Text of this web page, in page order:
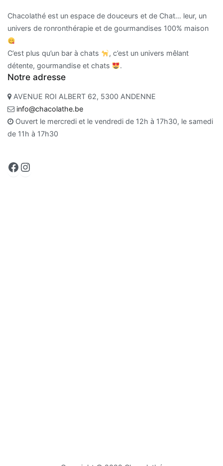
Chacolathé est un espace de douceurs et de Chat… leur, un
univers de ronronthérapie et de gourmandises 100% maison
C’est plus qu’un bar à chats
, c’est un univers mêlant
détente, gourmandise et chats
.
Notre adresse
AVENUE ROI ALBERT 62, 5300 ANDENNE
info@chacolathe.be
Ouvert le mercredi et le vendredi de 12h à 17h30, le samedi
de 11h à 17h30
Facebook